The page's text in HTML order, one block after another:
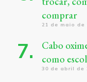
comprar
21 de maio de
Cabo
como
30 de abril de